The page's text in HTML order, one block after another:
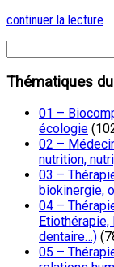
continuer la lecture
Thématiques
01 –
écologie
02 –
nutrition,
03 –
biokinergie,
04 –
dentaire…)
05 –